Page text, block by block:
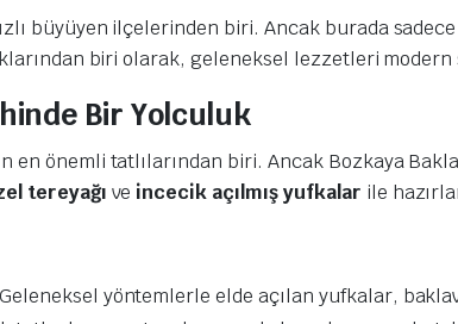
büyüyen ilçelerinden biri. Ancak burada
biri olarak, geleneksel lezzetleri
Bir Yolculuk
en önemli tatlılarından biri. Ancak Bozkaya
tereyağı ve incecik açılmış yufkalar ile
Geleneksel yöntemlerle elde açılan yufkalar,